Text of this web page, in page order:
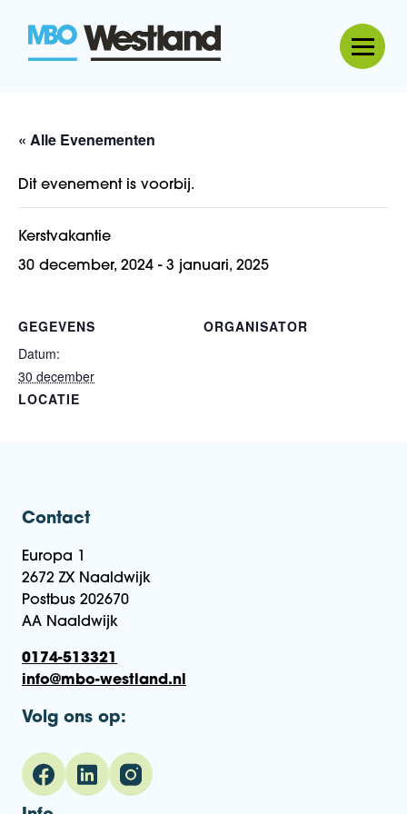
MBO Westland
« Alle Evenementen
Dit evenement is voorbij.
Kerstvakantie
30 december, 2024 - 3 januari, 2025
GEGEVENS
Datum:
30 december
LOCATIE
ORGANISATOR
Contact
Europa 1
2672 ZX Naaldwijk
Postbus 202670
AA Naaldwijk
0174-513321
info@mbo-westland.nl
Volg ons op: